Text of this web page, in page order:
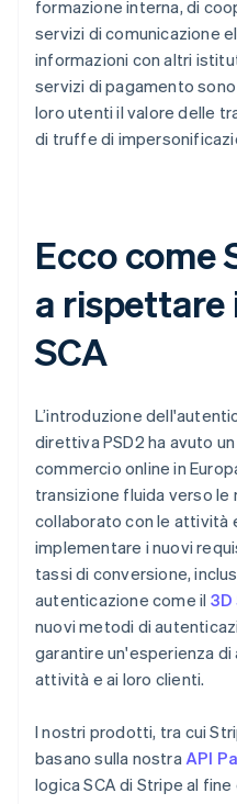
formazione interna, di
servizi di comunicazione
informazioni con altri
servizi di pagamento
loro utenti il valore delle
di truffe di
Ecco come
a rispettare
SCA
L’introduzione
direttiva PSD2 ha avuto
commercio online in
transizione fluida verso le
collaborato con le attività
implementare i nuovi
tassi di conversione,
autenticazione come il 3D
nuovi metodi di
garantire un'esperienza
attività e ai loro clienti.
I nostri prodotti, tra cui
basano sulla nostra API
logica SCA di Stripe al